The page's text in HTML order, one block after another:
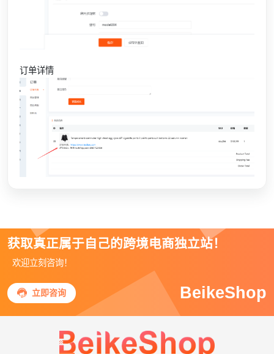
订单详情
获取真正属于自己的跨境电商独立站！
欢迎立刻咨询！
 立即咨询 BeikeShop